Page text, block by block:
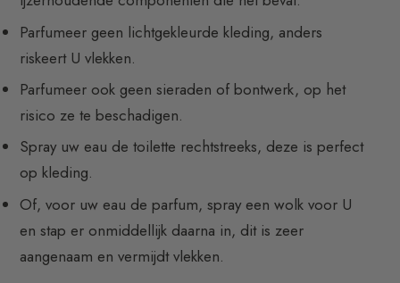
Parfumeer geen lichtgekleurde kleding, anders
riskeert U vlekken.
Parfumeer ook geen sieraden of bontwerk, op het
risico ze te beschadigen.
Spray uw eau de toilette rechtstreeks, deze is perfect
op kleding.
Of, voor uw eau de parfum, spray een wolk voor U
en stap er onmiddellijk daarna in, dit is zeer
aangenaam en vermijdt vlekken.